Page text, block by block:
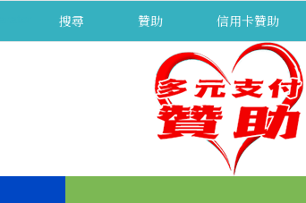
搜尋 贊助 信用卡贊助